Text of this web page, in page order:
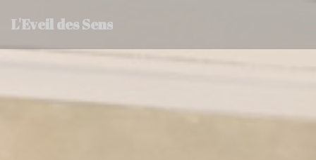
L'Eveil des Sens